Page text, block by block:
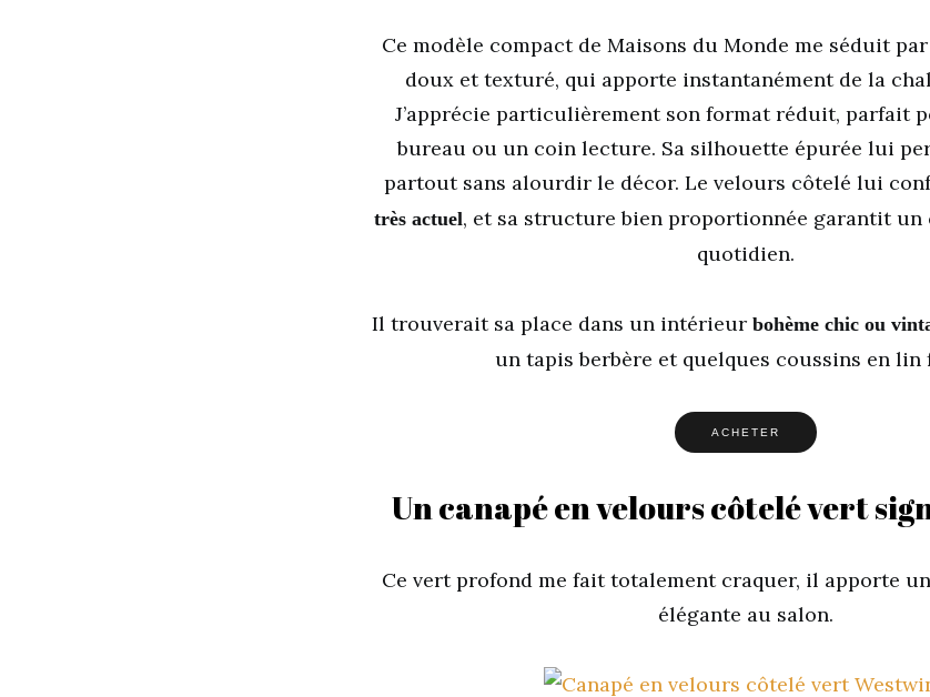
Ce modèle compact de Maisons du Monde me séduit
doux et texturé, qui apporte instantanément de la
J’apprécie particulièrement son format réduit, parfait
bureau ou un coin lecture. Sa silhouette épurée lui
partout sans alourdir le décor. Le velours côtelé lui
très actuel, et sa structure bien proportionnée garantit un
quotidien.
Il trouverait sa place dans un intérieur bohème chic ou
un tapis berbère et quelques coussins en lin
ACHETER
Un canapé en velours côtelé vert
Ce vert profond me fait totalement craquer, il apporte
élégante au salon.